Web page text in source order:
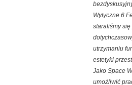
Wytyczne 6
staraliśmy się
utrzymaniu
estetyki
Jako Space
umożliwić